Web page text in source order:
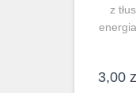
z
3,00